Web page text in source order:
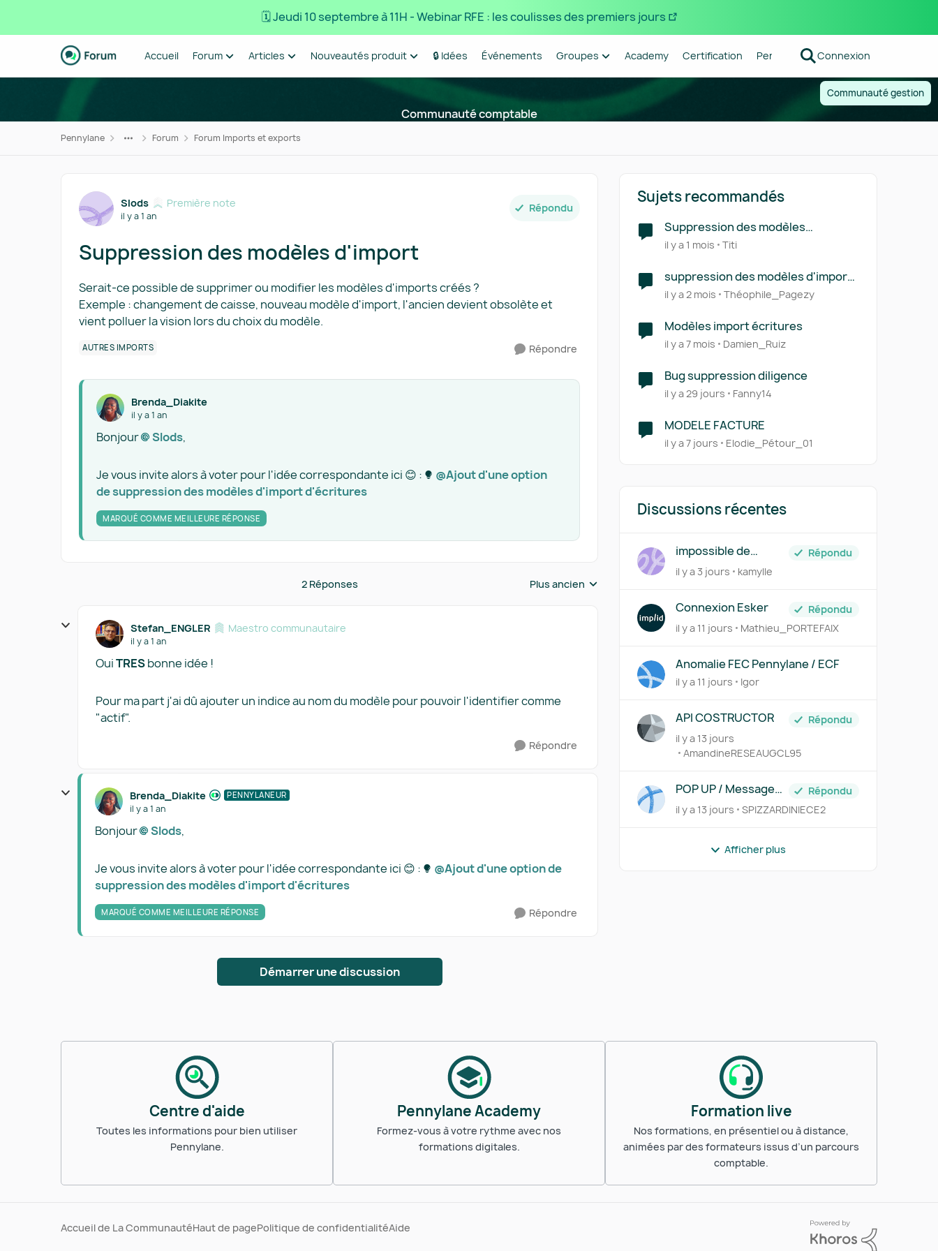
🗓️ Jeudi 10 septembre à 11H - Webinar RFE : les coulisses des premiers jours
Passer au contenu
Accueil Forum Articles Nouveautés produit 🔒 Idées Événements Groupes Academy Certification Pennylane Centre d'aide
Connexion
Communauté gestion
Communauté comptable
Pennylane Forum Forum Imports et exports
Forum Discussion
Slods Première note
il y a 1 an
Répondu
Suppression des modèles d'import
Serait-ce possible de supprimer ou modifier les modèles d'imports créés ?
Exemple : changement de caisse, nouveau modèle d'import, l'ancien devient obsolète et
vient polluer la vision lors du choix du modèle.
AUTRES IMPORTS Répondre
Brenda_Diakite
il y a 1 an
Bonjour Slods​,
Je vous invite alors à voter pour l'idée correspondante ici 😊 :
@Ajout d'une option
de suppression des modèles d'import d'écritures
MARQUÉ COMME MEILLEURE RÉPONSE
2 Réponses Réponses triées par
Plus ancien
Stefan_ENGLER Maestro communautaire
il y a 1 an
OuiTRESbonne idée !
Pour ma part j'ai dû ajouter un indice au nom du modèle pour pouvoir l'identifier comme
"actif".
Répondre
Brenda_Diakite PENNYLANEUR
il y a 1 an
Bonjour Slods​,
Je vous invite alors à voter pour l'idée correspondante ici 😊 :
@Ajout d'une option de
suppression des modèles d'import d'écritures
MARQUÉ COMME MEILLEURE RÉPONSE Répondre
Démarrer une discussion
Sujets recommandés
Suppression des modèles
d'imports
il y a 1 mois Titi
suppression des modèles d'import
d'écritures
il y a 2 mois Théophile_Pagezy
Modèles import écritures
il y a 7 mois Damien_Ruiz
Bug suppression diligence
il y a 29 jours Fanny14
MODELE FACTURE
il y a 7 jours Elodie_Pétour_01
Discussions récentes
impossible de
convertir écritures
en factures lors
Répondu
il y a 3 jours
kamylle
Connexion Esker
Répondu
il y a 11 jours
Mathieu_PORTEFAIX
Anomalie FEC Pennylane / ECF
il y a 11 jours Igor
API COSTRUCTOR
Répondu
il y a 13 jours
AmandineRESEAUGCL95
POP UP / Message
hebdomadaire ou
journalier de dépôts
Répondu
il y a 13 jours
SPIZZARDINIECE2
Afficher plus
Centre d'aide
Toutes les informations pour bien utiliser
Pennylane.
Pennylane Academy
Formez-vous à votre rythme avec nos
formations digitales.
Formation live
Nos formations, en présentiel ou à distance,
animées par des formateurs issus d’un parcours
comptable.
Accueil de La CommunautéHaut de pagePolitique de confidentialitéAide